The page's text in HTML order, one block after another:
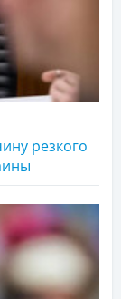
резкого